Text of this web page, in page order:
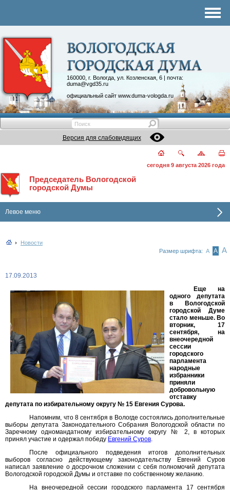
160000, г. Вологда, ул. Козленская, 6 | почта:
duma@vgd35.ru
официальный сайт www.duma-vologda.ru
Контакты
Депутатские объединения
Версия для слабовидящих
сегодня 9 августа 2026 года
Председатель Вологодской
городской Думы
Левое меню
Новости
Размер шрифта: А А А
17.09.2013
Еще на
одного депутата
в Вологодской
городской Думе
стало меньше. Во
вторник, 17
сентября, на
внеочередной
сессии
городского
парламента
народные
избранники
приняли
добровольную
отставку
депутата по избирательному округу № 15 Евгения Сурова.
Напомним, что 8 сентября в Вологде состоялись дополнительные
выборы депутата Законодательного Собрания Вологодской области по
Заречному одномандатному избирательному округу № 2, в которых
принял участие и одержал победу Евгений Суров.
После официального подведения итогов дополнительных
выборов согласно действующему законодательству Евгений Суров
написал заявление о досрочном сложении с себя полномочий депутата
Вологодской городской Думы и отставке по собственному желанию.
На внеочередной сессии городского парламента 17 сентября